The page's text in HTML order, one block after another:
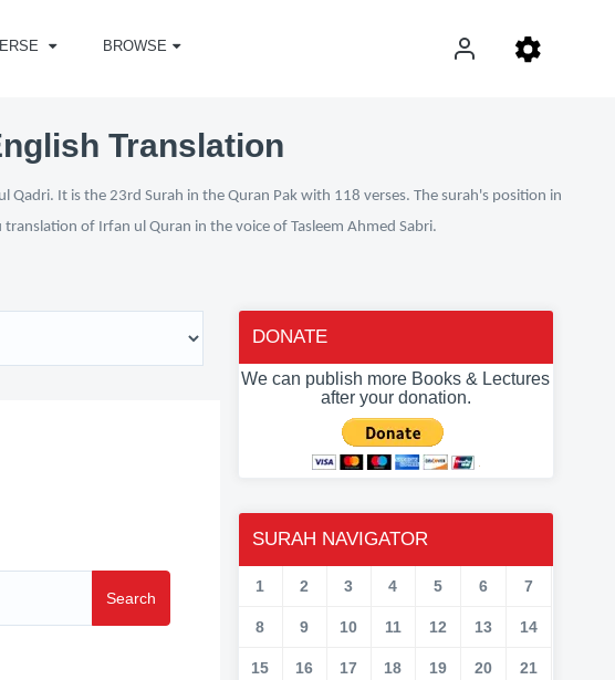
BROWSE
Translation
It is the 23rd Surah in the Quran Pak with 118 verses. The surah's position in
of Irfan ul Quran in the voice of Tasleem Ahmed Sabri.
Search
DONATE
We can publish more Books & Lectures
after your donation.
SURAH NAVIGATOR
1 2 3 4 5 6 7
8 9 10 11 12 13 14
15 16 17 18 19 20 21